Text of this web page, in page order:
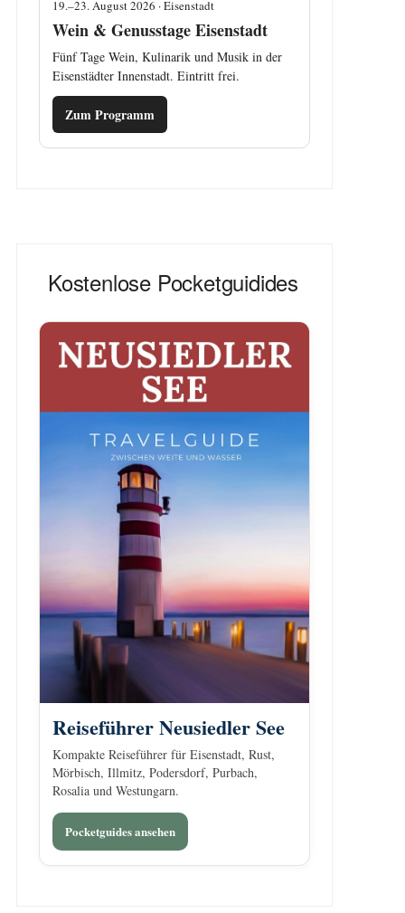
19.–23. August 2026 · Eisenstadt
Wein & Genusstage Eisenstadt
Fünf Tage Wein, Kulinarik und Musik in der
Eisenstädter Innenstadt. Eintritt frei.
Zum Programm
Kostenlose Pocketguidides
Reiseführer Neusiedler See
Kompakte Reiseführer für Eisenstadt, Rust,
Mörbisch, Illmitz, Podersdorf, Purbach,
Rosalia und Westungarn.
Pocketguides ansehen